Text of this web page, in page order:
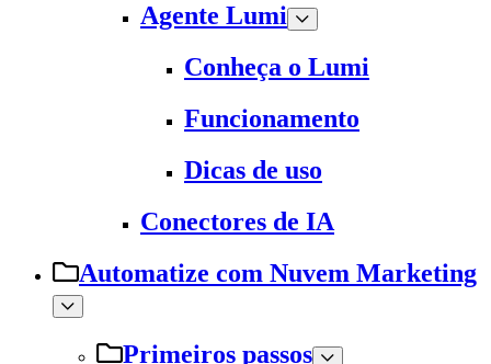
Agente Lumi
Conheça o Lumi
Funcionamento
Dicas de uso
Conectores de IA
Automatize com Nuvem Marketing
Primeiros passos